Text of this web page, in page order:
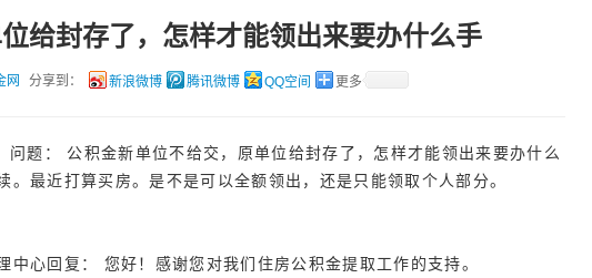
给封存了，怎样才能领出来要办什么手
网 分享到： 新浪微博 腾讯微博 QQ空间 更多
问题： 公积金新单位不给交，原单位给封存了，怎样才能领出来要办什么
。最近打算买房。是不是可以全额领出，还是只能领取个人部分。
中心回复： 您好！感谢您对我们住房公积金提取工作的支持。